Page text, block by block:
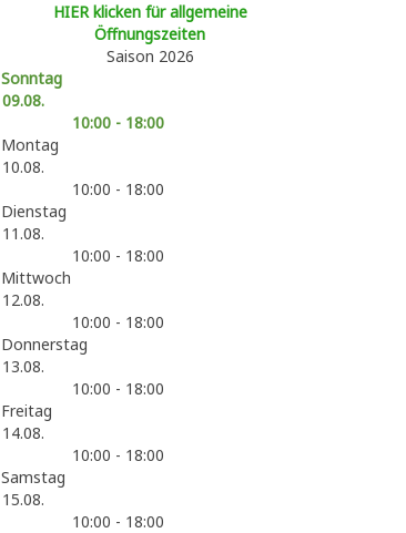
HIER klicken für allgemeine
Öffnungszeiten
Saison 2026
Sonntag
09.08.
10:00 - 18:00
Montag
10.08.
10:00 - 18:00
Dienstag
11.08.
10:00 - 18:00
Mittwoch
12.08.
10:00 - 18:00
Donnerstag
13.08.
10:00 - 18:00
Freitag
14.08.
10:00 - 18:00
Samstag
15.08.
10:00 - 18:00